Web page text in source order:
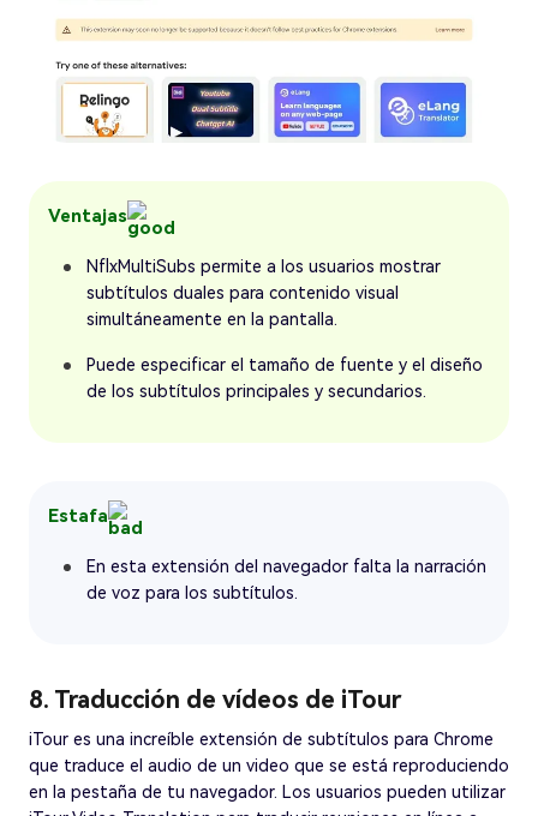
Ventajas
NflxMultiSubs permite a los usuarios mostrar
subtítulos duales para contenido visual
simultáneamente en la pantalla.
Puede especificar el tamaño de fuente y el diseño
de los subtítulos principales y secundarios.
Estafa
En esta extensión del navegador falta la narración
de voz para los subtítulos.
8. Traducción de vídeos de iTour
iTour es una increíble extensión de subtítulos para Chrome
que traduce el audio de un video que se está reproduciendo
en la pestaña de tu navegador. Los usuarios pueden utilizar